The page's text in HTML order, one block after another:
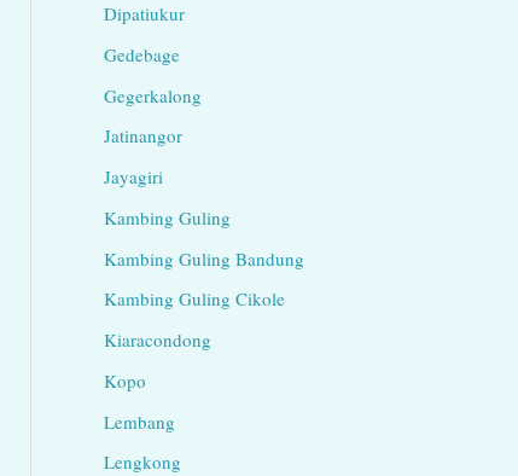
Dipatiukur
Gedebage
Gegerkalong
Jatinangor
Jayagiri
Kambing Guling
Kambing Guling Bandung
Kambing Guling Cikole
Kiaracondong
Kopo
Lembang
Lengkong